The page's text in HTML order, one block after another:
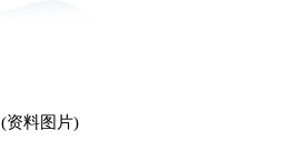
(资料图片)